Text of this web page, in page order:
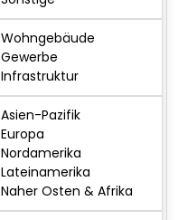
Wohngebäude
Gewerbe
Infrastruktur
Asien-Pazifik
Europa
Nordamerika
Lateinamerika
Naher Osten & Afrika